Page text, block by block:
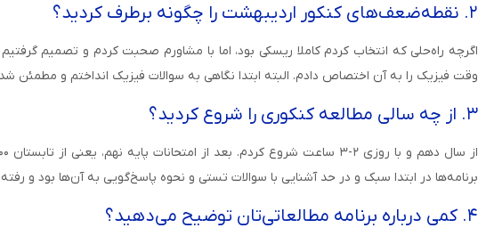
۲. نقطه‌ضعف‌های کنکور اردیبهشت را چگونه برطرف کردید؟
اگرچه راه‌حلی که انتخاب کردم کاملا ریسکی بود، اما با مشاورم صحبت کردم و تصمیم
وقت فیزیک را به آن اختصاص دادم. البته ابتدا نگاهی به سوالات فیزیک انداختم و
۳. از چه سالی مطالعه کنکوری را شروع کردید؟
برنامه‌ها در ابتدا سبک و در حد آشنایی با سوالات تستی و نحوه پاسخ‌گویی به آن‌ها بود و
۴. کمی درباره برنامه‌ مطالعاتی‌تان توضیح می‌دهید؟